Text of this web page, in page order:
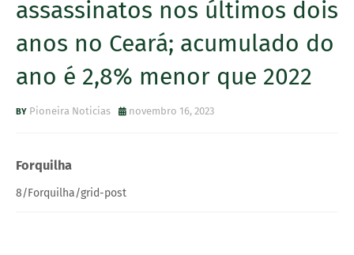
assassinatos nos últimos dois
anos no Ceará; acumulado do
ano é 2,8% menor que 2022
Pioneira Noticias novembro 16, 2023
Forquilha
8/Forquilha/grid-post